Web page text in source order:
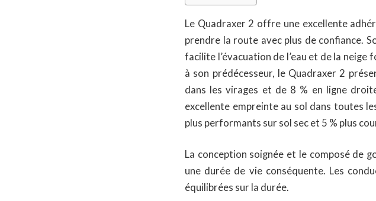
Le Quadraxer 2 offre une excellente
prendre la route avec plus de confiance.
facilite l’évacuation de l’eau et de la
à son prédécesseur, le Quadraxer 2
dans les virages et de 8 % en ligne
excellente empreinte au sol dans toutes
plus performants sur sol sec et 5 % plus
La conception soignée et le composé de
une durée de vie conséquente. Les
équilibrées sur la durée.